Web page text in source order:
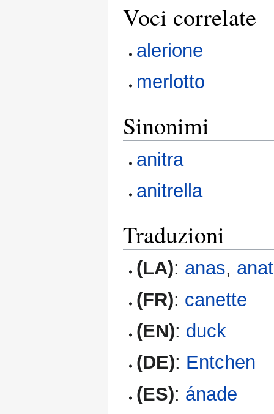
Voci correlate
alerione
merlotto
Sinonimi
anitra
anitrella
Traduzioni
(LA): anas,
(FR): canette
(EN): duck
(DE): Entchen
(ES): ánade